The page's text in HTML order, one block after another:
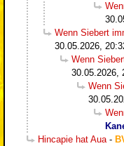
Wenn Siebert
30.05.2026,
Wenn
30.05.2026,
Wenn
Hincapie hat Aua-